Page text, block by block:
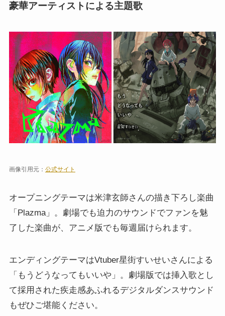
豪華アーティストによる主題歌
画像引用元： 公式サイト
オープニングテーマは米津玄師さんの描き下ろし楽曲
「Plazma」。劇場でも迫力のサウンドでファンを魅
了した楽曲が、アニメ版でも毎週届けられます。
エンディングテーマはVtuber星街すいせいさんによる
「もうどうなってもいいや」。劇場版では挿入歌とし
て採用された疾走感あふれるデジタルダンスサウンド
もぜひご堪能ください。